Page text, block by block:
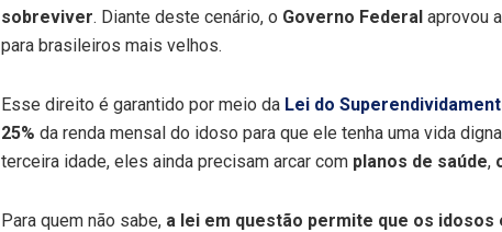
sobreviver. Diante deste cenário, o Governo Federal aprovou
para brasileiros mais velhos.
Esse direito é garantido por meio da Lei do
25% da renda mensal do idoso para que ele tenha uma vida
terceira idade, eles ainda precisam arcar com planos de saúde,
Para quem não sabe, a lei em questão permite que os